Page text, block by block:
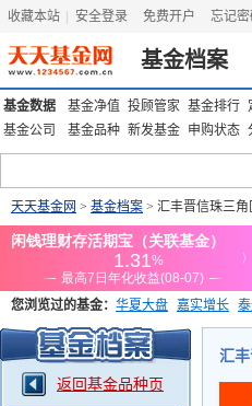
收藏本站 安全登录 免费开户 忘记
基金档案
基金数据 基金净值 投顾管家 基金排行
基金公司
基金品种 新发基金 申购状态
天天基金网 > 基金档案 > 汇丰晋信珠三
您浏览过的基金： 华夏大盘 嘉实增长
添富优势 华安宏利 上证180价值ETF
返回基金品种页
汇